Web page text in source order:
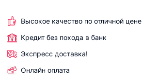
Высокое качество по отличной цене
Кредит без похода в банк
Экспресс доставка!
Онлайн оплата